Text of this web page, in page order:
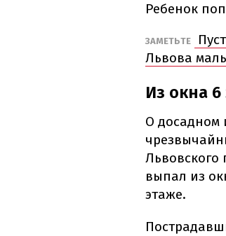
Ребенок
ЗАМЕТЬТЕ
Львова
Из окна
О досадном
Львовского
выпал из
этаже.